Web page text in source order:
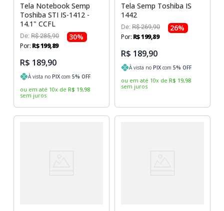
Tela Notebook Semp
Toshiba STI IS-1412 -
14.1" CCFL
De:R$ 285,90 30%
Por: R$199,89
R$ 189,90
À vista noPIX com5% OFF
ou em até 10x de R$ 19,98
sem juros
Tela Semp Toshiba IS
1442
De: R$ 269,90 26%
Por: R$199,89
R$ 189,90
À vista no PIX com 5% OFF
ou em até 10x de R$ 19,98
sem juros